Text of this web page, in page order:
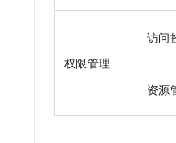
权限管理
访问
资源